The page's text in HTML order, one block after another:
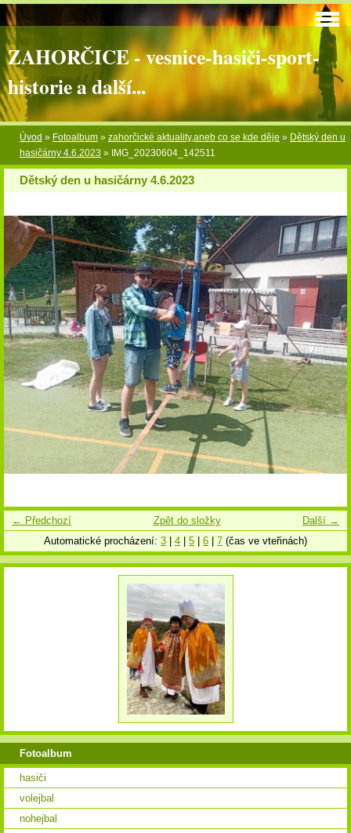
ZAHORČICE - vesnice-hasiči-sport-
historie a další...
Úvod » Fotoalbum » zahorčické aktuality,aneb co se kde děje » Dětský den u
hasičárny 4.6.2023 » IMG_20230604_142511
Dětský den u hasičárny 4.6.2023
← Předchozí Další →
Zpět do složky
Automatické procházení: 3 4 5 6 7 (čas ve vteřinách)
Fotoalbum
hasiči
volejbal
nohejbal